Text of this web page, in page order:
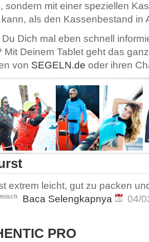
sondern mit einer speziellen
als den Kassenbestand in
Dich mal eben schnell
Mit Deinem Tablet geht das
von SEGELN.de oder ihren
extrem leicht, gut zu packen
Baca Selengkapnya
04/
PRO